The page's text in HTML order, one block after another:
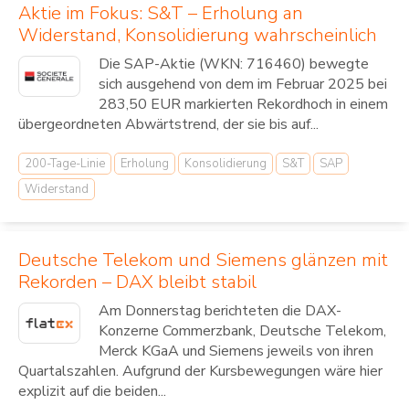
Aktie im Fokus: S&T – Erholung an
Widerstand, Konsolidierung wahrscheinlich
Die SAP-Aktie (WKN: 716460) bewegte
sich ausgehend von dem im Februar 2025 bei
283,50 EUR markierten Rekordhoch in einem
übergeordneten Abwärtstrend, der sie bis auf...
200-Tage-Linie Erholung Konsolidierung S&T
SAP
Widerstand
Deutsche Telekom und Siemens glänzen mit
Rekorden – DAX bleibt stabil
Am Donnerstag berichteten die DAX-
Konzerne Commerzbank, Deutsche Telekom,
Merck KGaA und Siemens jeweils von ihren
Quartalszahlen. Aufgrund der Kursbewegungen wäre hier
explizit auf die beiden...